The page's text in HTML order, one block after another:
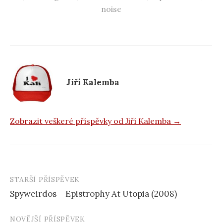
k
noise
Jiří Kalemba
Zobrazit veškeré příspěvky od Jiří Kalemba →
Navigace
příspěvku
STARŠÍ PŘÍSPĚVEK
Spyweirdos – Epistrophy At Utopia (2008)
NOVĚJŠÍ PŘÍSPĚVEK